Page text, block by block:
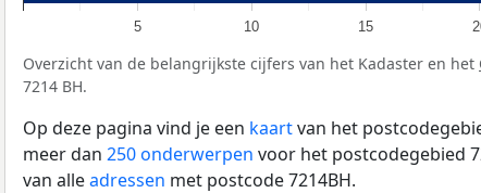
5 10 15
Overzicht van de belangrijkste cijfers van het Kadaster en het
7214 BH.
Op deze pagina vind je een kaartvan het
meer dan 250 onderwerpen voor het postcodegebied
van alleadressen met postcode 7214BH.